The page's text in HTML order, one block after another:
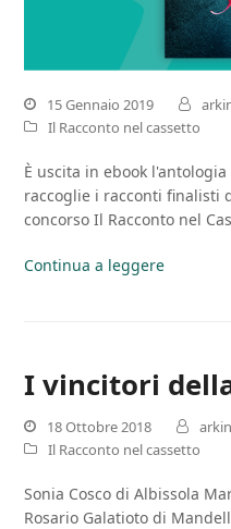
15 Gennaio 2019
Il Racconto nel cassetto
È uscita in ebook
raccoglie i racconti finalisti
concorso Il Racconto nel
Continua a leggere
I vincitori
18 Ottobre 2018
Il Racconto nel cassetto
Sonia Cosco di Albissola
Rosario Galatioto di